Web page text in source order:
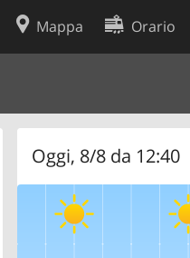
Mappa Orario
Oggi, 8/8 da 12:40